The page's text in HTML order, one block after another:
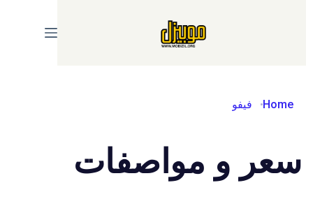
Home فيفو
سعر و مواصفات